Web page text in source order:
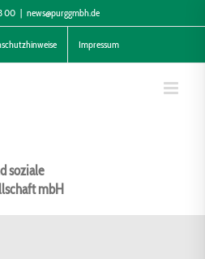
00 | news@purggmbh.de
Impressum
soziale
mbH